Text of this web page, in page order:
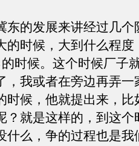
的发展来讲经过几个
的时候，大到什么程度
时候。这个时候厂子
，我或者在旁边再弄一
时候，他就提出来，比
？就是这样的，到这个
什么，争的过程也是我